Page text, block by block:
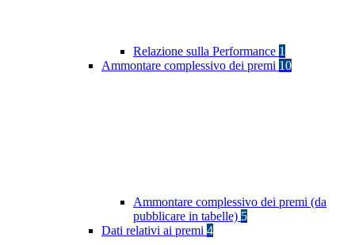
Relazione sulla Performance 1
Ammontare complessivo dei premi 10
Ammontare complessivo dei premi (da
pubblicare in tabelle) 5
Dati relativi ai premi 4